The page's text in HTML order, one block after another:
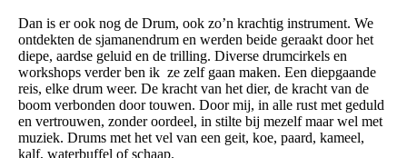
Dan is er ook nog de Drum, ook zo’n krachtig instrument. We
ontdekten de sjamanendrum en werden beide geraakt door het
diepe, aardse geluid en de trilling. Diverse drumcirkels en
workshops verder ben ik ze zelf gaan maken. Een diepgaande
reis, elke drum weer. De kracht van het dier, de kracht van de
boom verbonden door touwen. Door mij, in alle rust met geduld
en vertrouwen, zonder oordeel, in stilte bij mezelf maar wel met
muziek. Drums met het vel van een geit, koe, paard, kameel,
kalf, waterbuffel of schaap.